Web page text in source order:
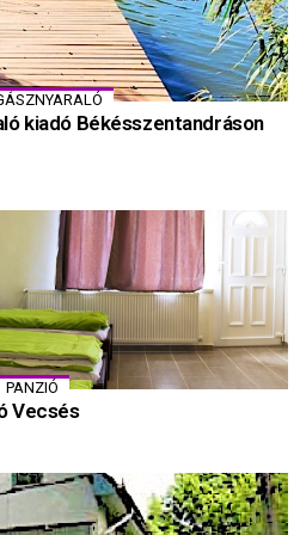
kiadó Békésszentandráson
PANZIÓ
Vecsés